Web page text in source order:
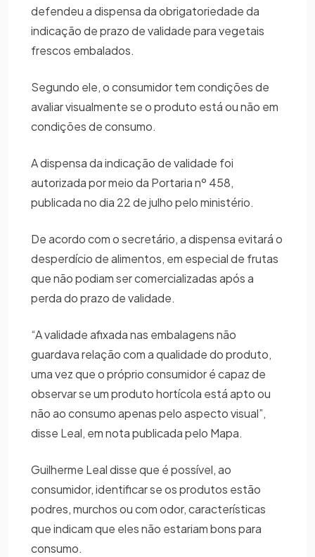
defendeu a dispensa da obrigatoriedade da
indicação de prazo de validade para vegetais
frescos embalados.
Segundo ele, o consumidor tem condições de
avaliar visualmente se o produto está ou não em
condições de consumo.
A dispensa da indicação de validade foi
autorizada por meio da Portaria nº 458,
publicada no dia 22 de julho pelo ministério.
De acordo com o secretário, a dispensa evitará o
desperdício de alimentos, em especial de frutas
que não podiam ser comercializadas após a
perda do prazo de validade.
“A validade afixada nas embalagens não
guardava relação com a qualidade do produto,
uma vez que o próprio consumidor é capaz de
observar se um produto hortícola está apto ou
não ao consumo apenas pelo aspecto visual”,
disse Leal, em nota publicada pelo Mapa.
Guilherme Leal disse que é possível, ao
consumidor, identificar se os produtos estão
podres, murchos ou com odor, características
que indicam que eles não estariam bons para
consumo.